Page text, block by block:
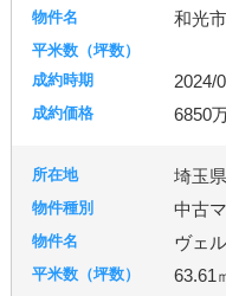
和光
2024/
6850
埼玉
中古
ヴェ
63.61